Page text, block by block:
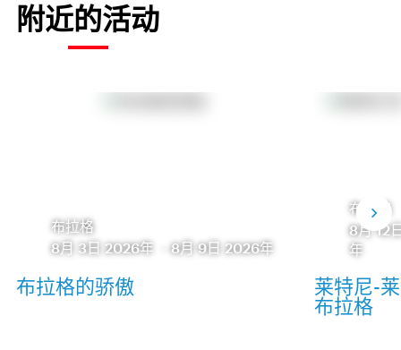
附近的活动
布拉格
8月 3日 2026年
-8月 9日 2026年
布拉格的骄傲
布拉格
8月 12
年
莱特尼-
布拉格